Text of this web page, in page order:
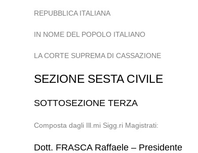
REPUBBLICA ITALIANA
IN NOME DEL POPOLO ITALIANO
LA CORTE SUPREMA DI CASSAZIONE
SEZIONE SESTA CIVILE
SOTTOSEZIONE TERZA
Composta dagli Ill.mi Sigg.ri Magistrati:
Dott. FRASCA Raffaele – Presidente